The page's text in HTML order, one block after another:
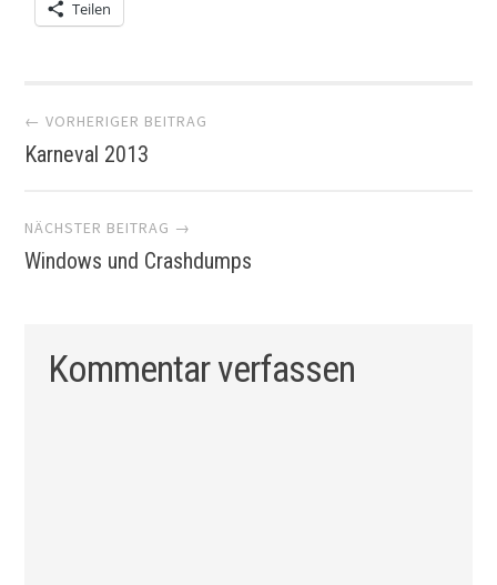
Teilen
Artikel-
Navigation
← VORHERIGER BEITRAG
Karneval 2013
NÄCHSTER BEITRAG →
Windows und Crashdumps
Kommentar verfassen